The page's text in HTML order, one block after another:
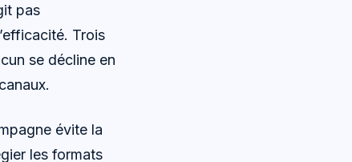
pas
Trois
se décline en
évite la
les formats